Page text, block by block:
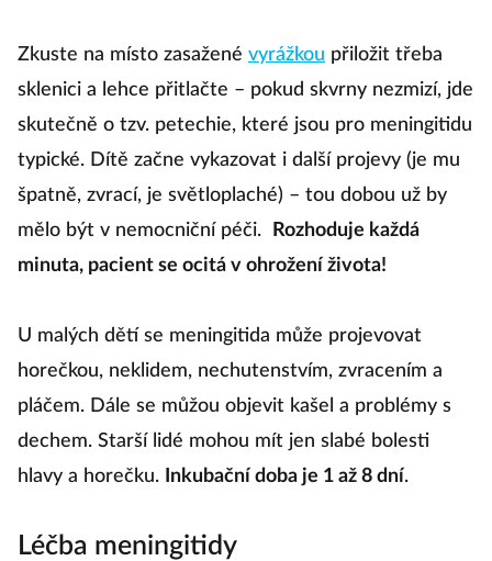
Zkuste na místo zasažené vyrážkou přiložit třeba
sklenici a lehce přitlačte – pokud skvrny nezmizí, jde
skutečně o tzv. petechie, které jsou pro meningitidu
typické. Dítě začne vykazovat i další projevy (je mu
špatně, zvrací, je světloplaché) – tou dobou už by
mělo být v nemocniční péči.
Rozhoduje každá
minuta, pacient se ocitá v ohrožení života!
U malých dětí se meningitida může projevovat
horečkou, neklidem, nechutenstvím, zvracením a
pláčem. Dále se můžou objevit kašel a problémy s
dechem. Starší lidé mohou mít jen slabé bolesti
hlavy a horečku.
Inkubační doba je 1 až 8 dní.
Léčba meningitidy